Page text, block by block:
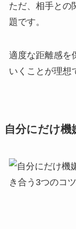
ただ、相手との
題です。
適度な距離感を
いくことが理想
自分にだけ機